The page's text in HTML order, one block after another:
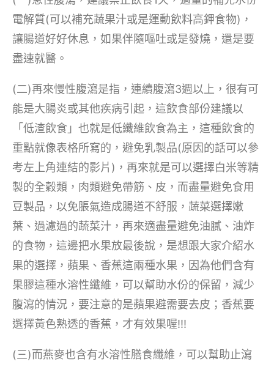
電解質(可以補充蔬果汁或是運動飲料高鉀食物)，
讓腸道好好休息，如果伴隨嘔吐或是發燒，還是要
盡速就醫。
(二)再來慢性腹瀉是指，連續腹瀉3週以上，很有可
能是大腸炎或其他疾病引起，這飲食部份建議以
「低渣飲食」也就是低纖維飲食為主，這種飲食的
重點就像表格所寫的，避免乳製品(原因的話可以參
考左上角連結的影片)，再來就是可以選擇白米等精
製的全穀類，肉類避免帶筋、皮，而盡量避免食用
豆製品，以免脹氣造成腸道不舒服，蔬菜選擇嫩
葉、過濾過的蔬菜汁，再來適盡量避免油膩、油炸
的食物，這邊把水果放最後說，是想跟大家介紹水
果的選擇，蘋果、香蕉這兩種水果，因為他們含有
果膠這種水溶性纖維，可以幫助水份的保留，減少
腹瀉的情況，要注意的是蘋果避需要去皮；香蕉要
選擇黃色熟透的香蕉，才有效果喔!!!
(三)而燕麥也含有水溶性膳食纖維，可以幫助止瀉